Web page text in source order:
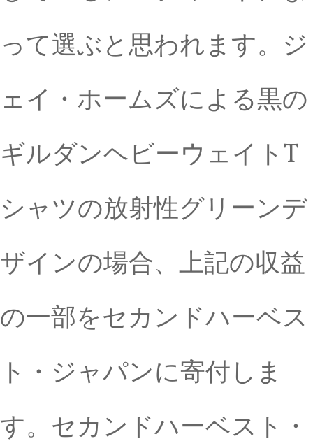
って選ぶと思われます。ジ
ェイ・ホームズによる黒の
ギルダンヘビーウェイトT
シャツの放射性グリーンデ
ザインの場合、上記の収益
の一部をセカンドハーベス
ト・ジャパンに寄付しま
す。セカンドハーベスト・